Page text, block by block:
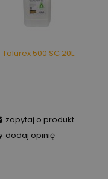
Tolurex 500 SC 20L
zapytaj o produkt
dodaj opinię